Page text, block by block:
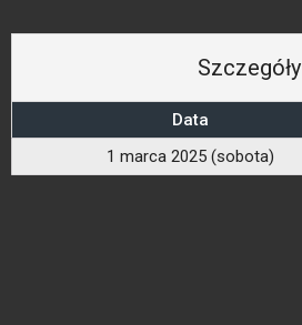
Szczegóły
Data
1 marca 2025 (sobota)